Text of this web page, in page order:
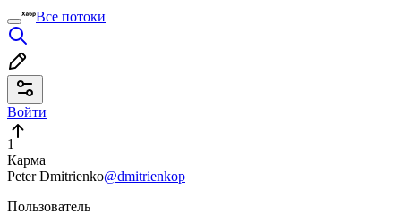
Все потоки
Войти
1
Карма
Peter Dmitrienko@dmitrienkop
Пользователь